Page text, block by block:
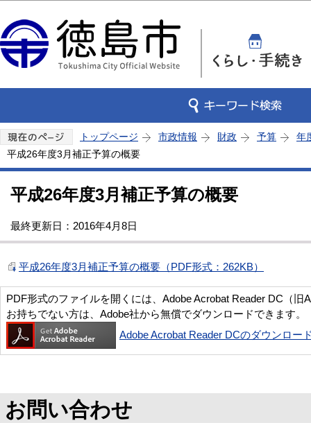
トップページ 市政情報 財政 予算
年
平成26年度3月補正予算の概要
平成26年度3月補正予算の概要
最終更新日：2016年4月8日
平成26年度3月補正予算の概要（PDF形式：262KB）
PDF形式のファイルを開くには、Adobe Acrobat Reader DC（旧
お持ちでない方は、Adobe社から無償でダウンロードできます。
Adobe Acrobat Reader DCのダウンロー
お問い合わせ